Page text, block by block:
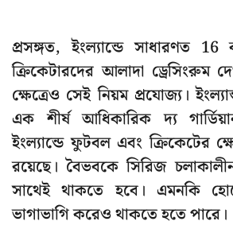
প্রসঙ্গত, ইংল্যান্ডে সাধারণত
ক্রিকেটারদের আলাদা ড্রেসিংরুম
ক্ষেত্রেও সেই নিয়ম প্রযোজ্য।
এক শীর্ষ আধিকারিক দ্য
ইংল্যান্ডে ফুটবল এবং ক্রিকেটের
রয়েছে। বৈভবকে সিরিজ
সাথেই থাকতে হবে। এমনকি
ভাগাভাগি করেও থাকতে হতে পারে।